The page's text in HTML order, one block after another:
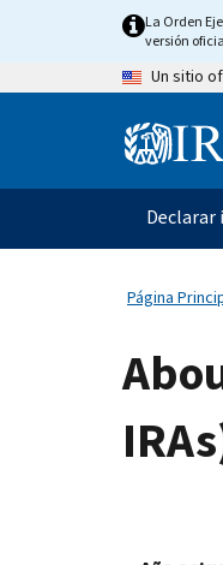
content
La Orden
versión
Un sitio
Declarar
Página